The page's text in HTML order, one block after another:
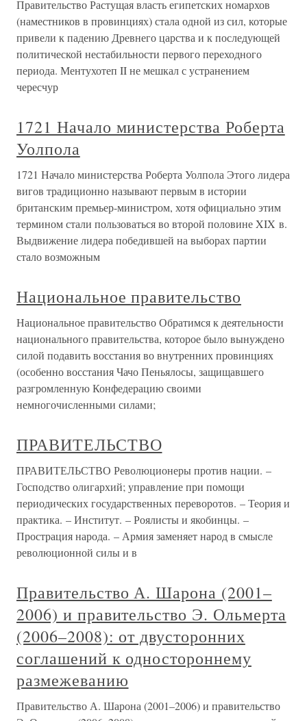
Правительство Растущая власть египетских номархов
(наместников в провинциях) стала одной из сил, которые
привели к падению Древнего царства и к последующей
политической нестабильности первого переходного
периода. Ментухотеп II не мешкал с устранением
чересчур
1721 Начало министерства Роберта
Уолпола
1721 Начало министерства Роберта Уолпола Этого лидера
вигов традиционно называют первым в истории
британским премьер-министром, хотя официально этим
термином стали пользоваться во второй половине XIX в.
Выдвижение лидера победившей на выборах партии
стало возможным
Национальное правительство
Национальное правительство Обратимся к деятельности
национального правительства, которое было вынуждено
силой подавить восстания во внутренних провинциях
(особенно восстания Чачо Пеньялосы, защищавшего
разгромленную Конфедерацию своими
немногочисленными силами;
ПРАВИТЕЛЬСТВО
ПРАВИТЕЛЬСТВО Революционеры против нации. –
Господство олигархий; управление при помощи
периодических государственных переворотов. – Теория и
практика. – Институт. – Роялисты и якобинцы. –
Прострация народа. – Армия заменяет народ в смысле
революционной силы и в
Правительство А. Шарона (2001–
2006) и правительство Э. Ольмерта
(2006–2008): от двусторонних
соглашений к одностороннему
размежеванию
Правительство А. Шарона (2001–2006) и правительство